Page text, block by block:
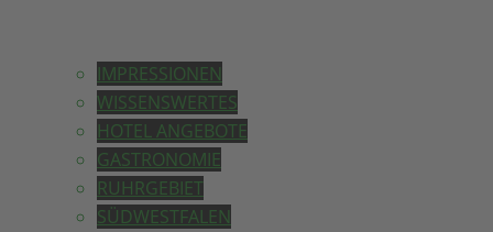
IMPRESSIONEN
WISSENSWERTES
HOTEL ANGEBOTE
GASTRONOMIE
RUHRGEBIET
SÜDWESTFALEN